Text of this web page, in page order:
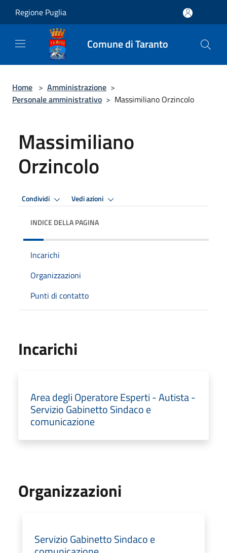
Regione Puglia
Comune di Taranto
Home > Amministrazione >
Personale amministrativo > Massimiliano Orzincolo
Massimiliano
Orzincolo
Condividi Vedi azioni
INDICE DELLA PAGINA
Incarichi
Organizzazioni
Punti di contatto
Incarichi
Area degli Operatore Esperti - Autista -
Servizio Gabinetto Sindaco e
comunicazione
Organizzazioni
Servizio Gabinetto Sindaco e